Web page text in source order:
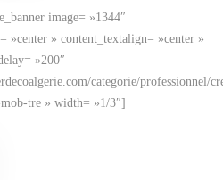
image= »1344″
»center » content_textalign= »center »
»200″
categorie/professionnel/
tre » width= »1/3″]